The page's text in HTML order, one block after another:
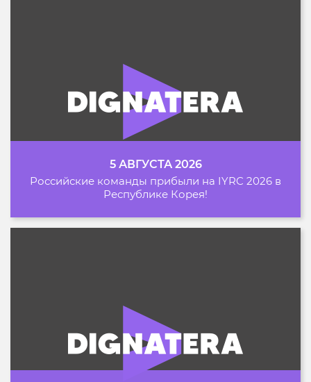
5 АВГУСТА 2026
Российские команды прибыли на IYRC 2026 в
Республике Корея!